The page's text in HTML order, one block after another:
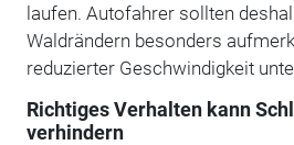
laufen. Autofahrer sollten
Waldrändern besonders
reduzierter Geschwindigkeit
Richtiges Verhalten kann
verhindern